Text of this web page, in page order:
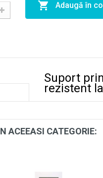
Adaugă în
Suport
rezistent
ACEEASI CATEGORIE: